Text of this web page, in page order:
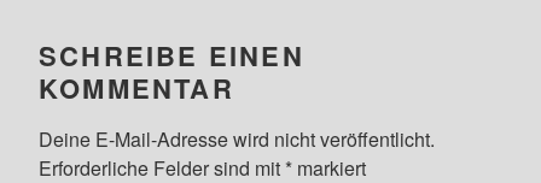
SCHREIBE EINEN
KOMMENTAR
Deine E-Mail-Adresse wird nicht veröffentlicht.
Erforderliche Felder sind mit * markiert